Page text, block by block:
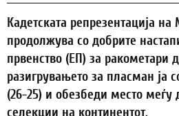
Кадетската репрезентација на
продолжува со добрите
првенство (ЕП) за ракометари
разигрувањето за пласман ја
(26-25) и обезбеди место меѓу
селекции на континентот.